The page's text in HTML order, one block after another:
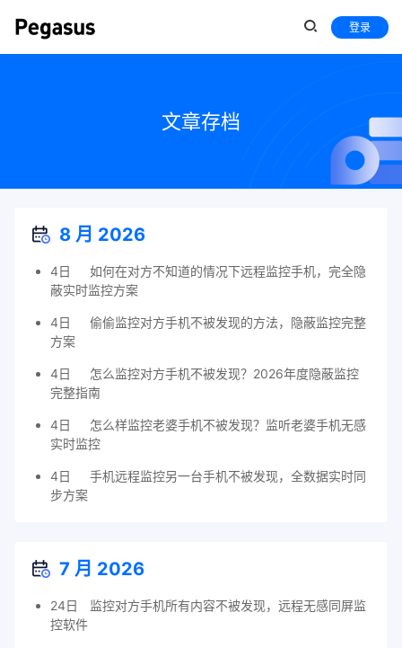
登录
文章存档
8 月 2026
4日
如何在对方不知道的情况下远程监控手机，完全隐
蔽实时监控方案
4日
偷偷监控对方手机不被发现的方法，隐蔽监控完整
方案
4日
怎么监控对方手机不被发现？2026年度隐蔽监控
完整指南
4日
怎么样监控老婆手机不被发现？监听老婆手机无感
实时监控
4日
手机远程监控另一台手机不被发现，全数据实时同
步方案
7 月 2026
24日
监控对方手机所有内容不被发现，远程无感同屏监
控软件